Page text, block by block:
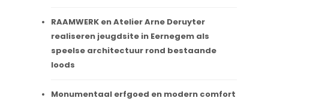
RAAMWERK en Atelier Arne Deruyter
realiseren jeugdsite in Eernegem als
speelse architectuur rond bestaande
loods
Monumentaal erfgoed en modern comfort